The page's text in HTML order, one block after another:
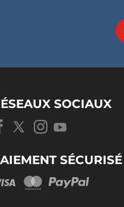
SOCIAUX
SÉCURISÉ